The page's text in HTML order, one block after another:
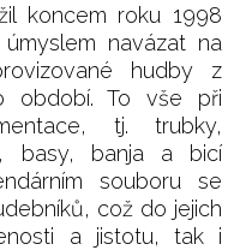
koncem roku 1998
navázat na
hudby z
období. To vše při
tj. trubky,
basy, banja a bicí
souboru se
což do jejich
a jistotu, tak i